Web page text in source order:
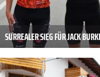
SURREALER SIEG FÜR JACK